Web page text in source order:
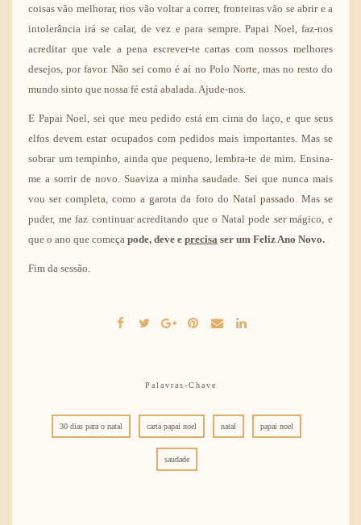
coisas vão melhorar, rios vão voltar a correr, fronteiras vão se abrir e a
intolerância irá se calar, de vez e para sempre. Papai Noel, faz-nos
acreditar que vale a pena escrever-te cartas com nossos melhores
desejos, por favor. Não sei como é aí no Polo Norte, mas no resto do
mundo sinto que nossa fé está abalada. Ajude-nos.
E Papai Noel, sei que meu pedido está em cima do laço, e que seus
elfos devem estar ocupados com pedidos mais importantes. Mas se
sobrar um tempinho, ainda que pequeno, lembra-te de mim. Ensina-
me a sorrir de novo. Suaviza a minha saudade. Sei que nunca mais
vou ser completa, como a garota da foto do Natal passado. Mas se
puder, me faz continuar acreditando que o Natal pode ser mágico, e
que o ano que começa pode, deve e precisa ser um Feliz Ano Novo.
Fim da sessão.
Palavras-Chave
30 dias para o natal carta papai noel natal papai noel
saudade